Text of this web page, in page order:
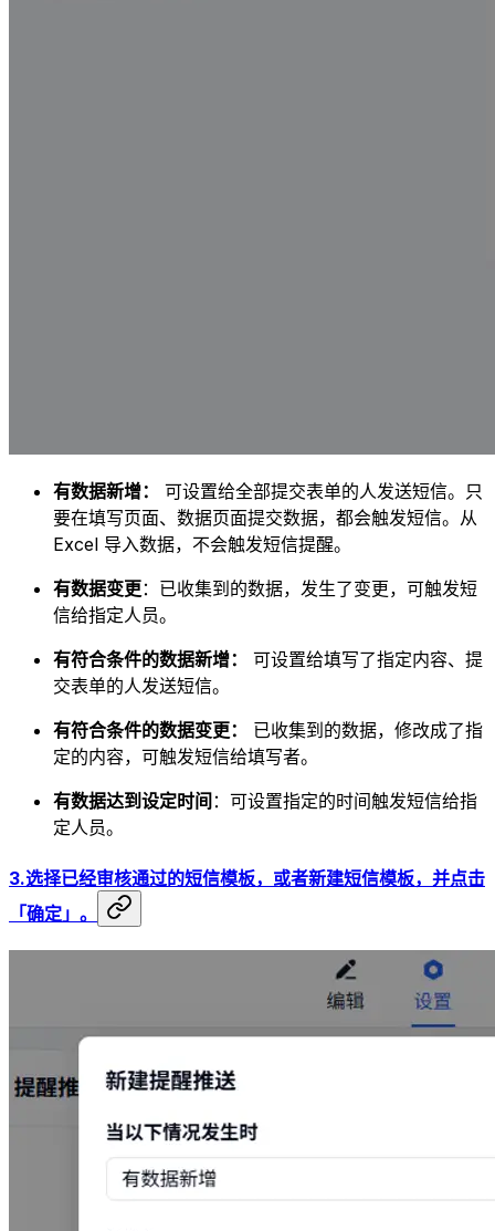
有数据新增：
可设置给全部提交表单的人发送短信。只
要在填写页面、数据页面提交数据，都会触发短信。从
Excel 导入数据，不会触发短信提醒。
有数据变更：已收集到的数据，发生了变更，可触发短
信给指定人员。
有符合条件的数据新增：
可设置给填写了指定内容、提
交表单的人发送短信。
有符合条件的数据变更：
已收集到的数据，修改成了指
定的内容，可触发短信给填写者。
有数据达到设定时间 ：可设置指定的时间触发短信给指
定人员。
3.选择已经审核通过的短信模板，或者新建短信模板，并点击
「确定」。